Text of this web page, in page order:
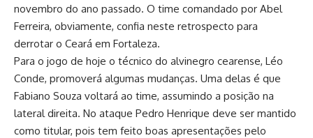
novembro do ano passado. O time comandado por Abel
Ferreira, obviamente, confia neste retrospecto para
derrotar o Ceará em Fortaleza.
Para o jogo de hoje o técnico do alvinegro cearense, Léo
Conde, promoverá algumas mudanças. Uma delas é que
Fabiano Souza voltará ao time, assumindo a posição na
lateral direita. No ataque Pedro Henrique deve ser mantido
como titular, pois tem feito boas apresentações pelo